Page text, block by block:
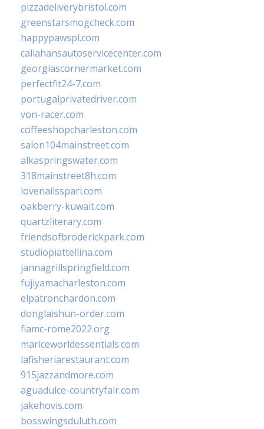
pizzadeliverybristol.com
greenstarsmogcheck.com
happypawspl.com
callahansautoservicecenter.com
georgiascornermarket.com
perfectfit24-7.com
portugalprivatedriver.com
von-racer.com
coffeeshopcharleston.com
salon104mainstreet.com
alkaspringswater.com
318mainstreet8h.com
lovenailsspari.com
oakberry-kuwait.com
quartzliterary.com
friendsofbroderickpark.com
studiopiattellina.com
jannagrillspringfield.com
fujiyamacharleston.com
elpatronchardon.com
donglaishun-order.com
fiamc-rome2022.org
mariceworldessentials.com
lafisheriarestaurant.com
915jazzandmore.com
aguadulce-countryfair.com
jakehovis.com
bosswingsduluth.com